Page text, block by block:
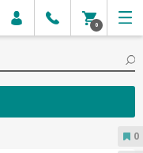
0
0